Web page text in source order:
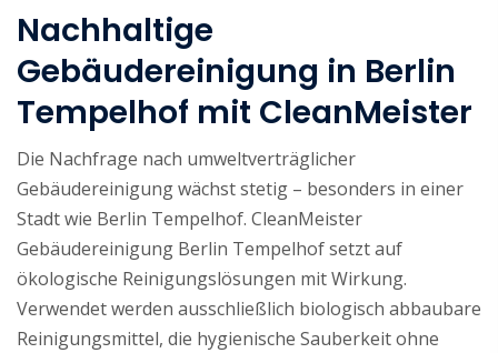
Nachhaltige
Gebäudereinigung in Berlin
Tempelhof mit CleanMeister
Die Nachfrage nach umweltverträglicher
Gebäudereinigung wächst stetig – besonders in einer
Stadt wie Berlin Tempelhof. CleanMeister
Gebäudereinigung Berlin Tempelhof setzt auf
ökologische Reinigungslösungen mit Wirkung.
Verwendet werden ausschließlich biologisch abbaubare
Reinigungsmittel, die hygienische Sauberkeit ohne